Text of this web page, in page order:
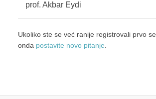
prof. Akbar Eydi
Ukoliko ste se već ranije registrovali prvo se
onda postavite novo pitanje.